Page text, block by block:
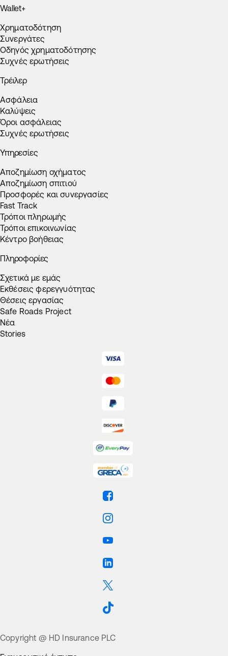
Wallet+
Χρηματοδότηση
Συνεργάτες
Οδηγός χρηματοδότησης
Συχνές ερωτήσεις
Τρέιλερ
Ασφάλεια
Καλύψεις
Όροι ασφάλειας
Συχνές ερωτήσεις
Υπηρεσίες
Αποζημίωση οχήματος
Αποζημίωση σπιτιού
Προσφορές και συνεργασίες
Fast Track
Τρόποι πληρωμής
Τρόποι επικοινωνίας
Κέντρο βοήθειας
Πληροφορίες
Σχετικά με εμάς
Εκθέσεις φερεγγυότητας
Θέσεις εργασίας
Safe Roads Project
Νέα
Stories
Βρείτε μας στο Facebook
Βρείτε μας στο Instagram
Βρείτε μας στο Youtube
Βρείτε μας στο Linkedin
Βρείτε μας στο Twitter
Βρείτε μας στο TikTok
Copyright @ HD Insurance PLC